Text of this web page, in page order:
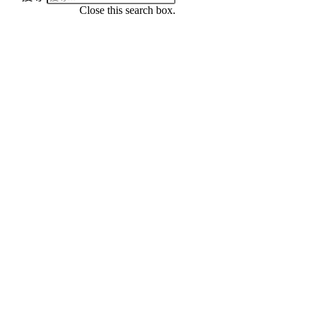
Close this search box.